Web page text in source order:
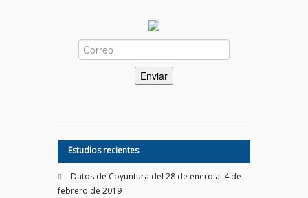
Estudios recientes
Datos de Coyuntura del 28 de enero al 4 de
febrero de 2019